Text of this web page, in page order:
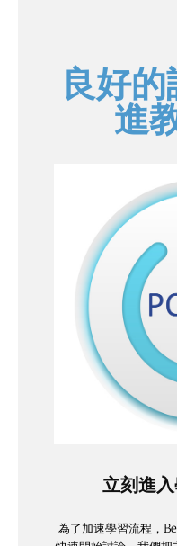
良好
進
立刻進
為了加速學習流程，